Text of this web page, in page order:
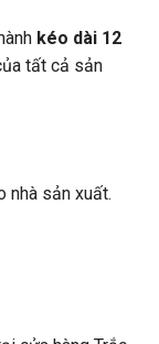
kéo dài 12
tất cả sản
nhà sản xuất.